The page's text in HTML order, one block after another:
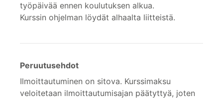
työpäivää ennen koulutuksen alkua.
Kurssin ohjelman löydät alhaalta liitteistä.
Peruutusehdot
Ilmoittautuminen on sitova. Kurssimaksu
veloitetaan ilmoittautumisajan päätyttyä, joten